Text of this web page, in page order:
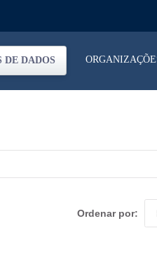
DE DADOS
Ordenar por